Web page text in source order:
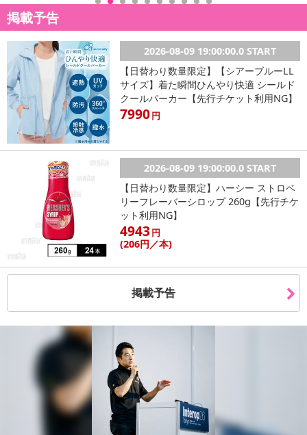
さらにサポートを加速させる為に
ミドリムシと相性抜群の成分を配合
▼▼▼▼▼
超驚愕!!乳酸菌の数に注目!!
スッキリ爽快な毎日を送る為に
【乳酸菌のチカラ】乳酸菌高水準で配合!!
6兆個ヘルパー乳酸菌
乳酸菌は、発酵食品であるチーズやヨーグルトなどに多く含まれて
存在する菌としても知られています。私たちの体内にある善玉菌を
整える為に必要なのはビフィズス菌を代表とする乳酸菌です。だか
らこそ乳酸菌を効率よく摂取してもらう為に今回6兆個もの乳酸菌を
まとめました。
-------------------------------------------
“乳酸菌はユーグレナと相性抜群”だから期待できる!!
ミドリムシと相性抜群な組み合わせが「乳酸菌」と言われていま
す。ミドリムシが乳酸菌の働きを活性化させるとされており、その
働きはオリゴ糖よりも期待できるとされ注目が集められています。
《その他にも内側からサポートする成分を配合》
・ビフィズス菌
善玉菌と言われる私たちの腸内に存在する菌の1つであり効率的に摂
掲載予告
2026-08-09 19:00:00.0 START
【日替わり数量限定】【シアーブルーLL
サイズ】着た瞬間ひんやり快適 シールド
クールパーカー【先行チケット利用NG】
7990円
2026-08-09 19:00:00.0 START
【日替わり数量限定】ハーシー ストロベ
リーフレーバーシロップ 260g【先行チケ
ット利用NG】
4943円
(206円 ／本)
掲載予告